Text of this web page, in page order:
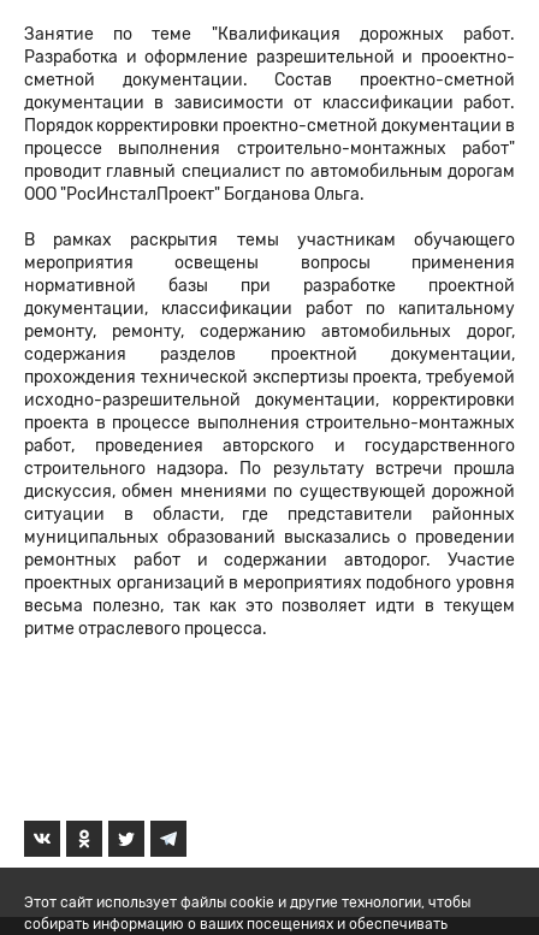
Занятие по теме "Квалификация дорожных работ.
Разработка и оформление разрешительной и прооектно-
сметной документации. Состав проектно-сметной
документации в зависимости от классификации работ.
Порядок корректировки проектно-сметной документации в
процессе выполнения строительно-монтажных работ"
проводит главный специалист по автомобильным дорогам
ООО "РосИнсталПроект" Богданова Ольга.
В рамках раскрытия темы участникам обучающего
мероприятия освещены вопросы применения
нормативной базы при разработке проектной
документации, классификации работ по капитальному
ремонту, ремонту, содержанию автомобильных дорог,
содержания разделов проектной документации,
прохождения технической экспертизы проекта, требуемой
исходно-разрешительной документации, корректировки
проекта в процессе выполнения строительно-монтажных
работ, проведениея авторского и государственного
строительного надзора. По результату встречи прошла
дискуссия, обмен мнениями по существующей дорожной
ситуации в области, где представители районных
муниципальных образований высказались о проведении
ремонтных работ и содержании автодорог. Участие
проектных организаций в мероприятиях подобного уровня
весьма полезно, так как это позволяет идти в текущем
ритме отраслевого процесса.
Этот сайт использует файлы cookie и другие технологии, чтобы
собирать информацию о ваших посещениях и обеспечивать